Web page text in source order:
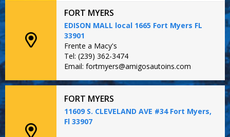
FORT MYERS
EDISON MALL local 1665 Fort Myers FL
33901
Frente a Macy's
Tel: (239) 362-3474
Email: fortmyers@amigosautoins.com
FORT MYERS
11609 S. CLEVELAND AVE #34 Fort Myers,
Fl 33907